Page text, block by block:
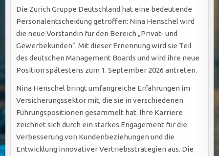
Die Zurich Gruppe Deutschland hat eine bedeutende
Personalentscheidung getroffen: Nina Henschel wird
die neue Vorständin für den Bereich „Privat- und
Gewerbekunden“. Mit dieser Ernennung wird sie Teil
des deutschen Management Boards und wird ihre neue
Position spätestens zum 1. September 2026 antreten.
Nina Henschel bringt umfangreiche Erfahrungen im
Versicherungssektor mit, die sie in verschiedenen
Führungspositionen gesammelt hat. Ihre Karriere
zeichnet sich durch ein starkes Engagement für die
Verbesserung von Kundenbeziehungen und die
Entwicklung innovativer Vertriebsstrategien aus. Die